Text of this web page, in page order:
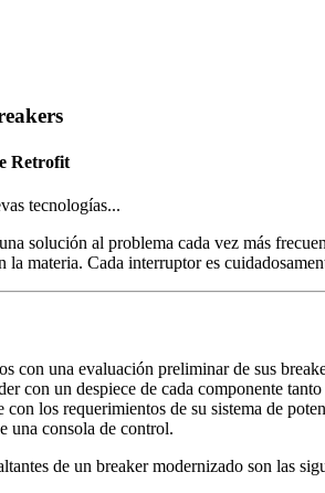
Retrofit
tecnologías...
solución al problema cada vez más
la materia. Cada interruptor es
con una evaluación preliminar de sus
con un despiece de cada componente
los requerimientos de su sistema de
una consola de control.
de un breaker modernizado son las